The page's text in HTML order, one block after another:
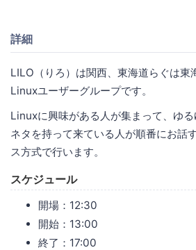
詳細
LILO（りろ）は関西、東海道らぐは東
Linuxユーザーグループです。
Linuxに興味がある人が集まって、ゆる
ネタを持って来ている人が順番にお話
ス方式で行います。
スケジュール
開場：12:30
開始：13:00
終了：17:00